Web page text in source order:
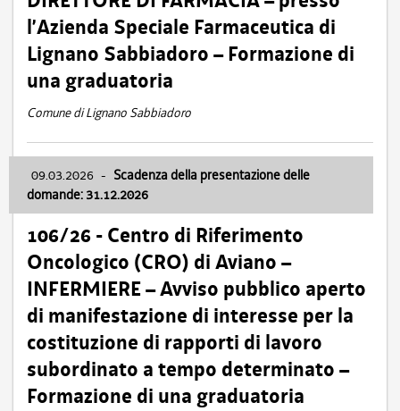
l’Azienda Speciale Farmaceutica di
Lignano Sabbiadoro – Formazione di
una graduatoria
Comune di Lignano Sabbiadoro
09.03.2026 - Scadenza della presentazione delle
domande: 31.12.2026
106/26 - Centro di Riferimento
Oncologico (CRO) di Aviano –
INFERMIERE – Avviso pubblico aperto
di manifestazione di interesse per la
costituzione di rapporti di lavoro
subordinato a tempo determinato –
Formazione di una graduatoria